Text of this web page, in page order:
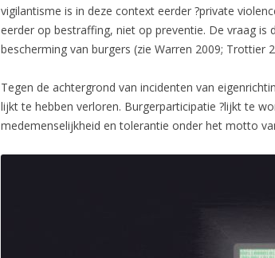
vigilantisme is in deze context eerder ?private
eerder op bestraffing, niet op preventie. De vraag is
bescherming van burgers (zie Warren 2009; Trottier
Tegen de achtergrond van incidenten van
lijkt te hebben verloren. Burgerparticipatie ?lijkt te
medemenselijkheid en tolerantie onder het motto